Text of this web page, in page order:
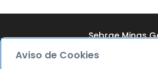
Sebrae Minas
Aviso de Cookies